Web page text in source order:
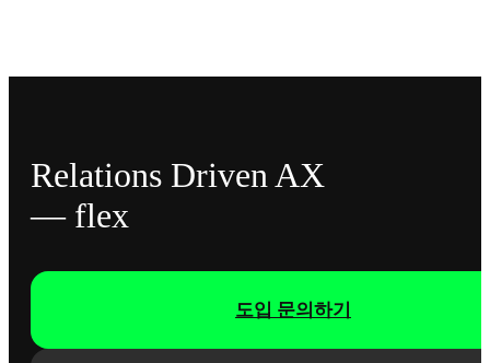
Relations Driven AX
— flex
도입 문의하기